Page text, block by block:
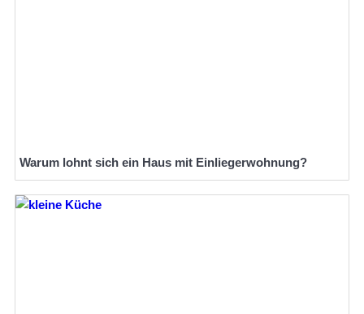
Warum lohnt sich ein Haus mit Einliegerwohnung?